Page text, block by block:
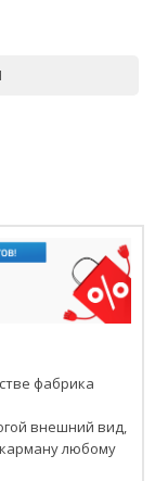
фабрика
внешний вид,
любому